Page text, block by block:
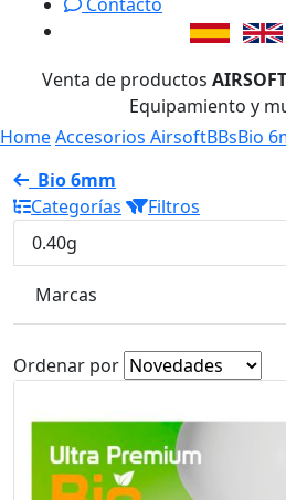
Venta de productos AIRSOFT
Equipamiento y
HomeAccesorios AirsoftBBsBio
Bio 6mm
Categorías
Filtros
0.40g
Marcas
Ordenar por